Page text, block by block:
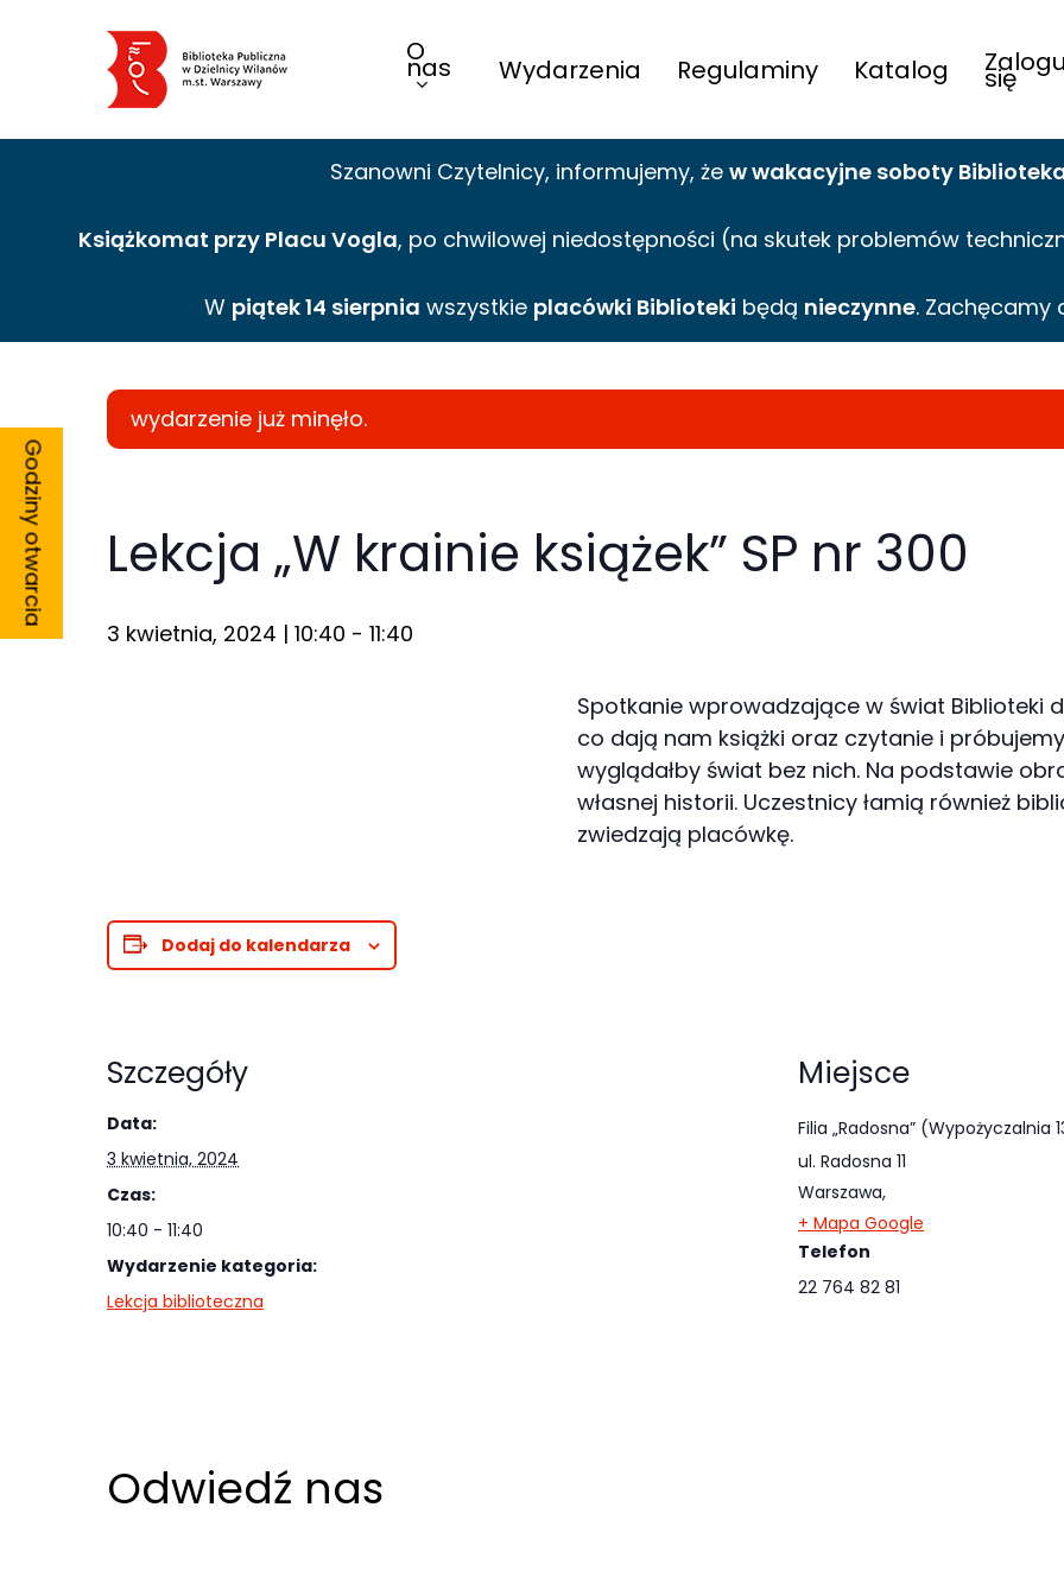
O
nas Wydarzenia Regulaminy Katalog się
Szanowni Czytelnicy, informujemy, że w wakacyjne soboty
Książkomat przy Placu Vogla, po chwilowej niedostępności (na skutek problemów
W piątek 14 sierpnia wszystkie placówki Biblioteki będą nieczynne. Zachęcamy
wydarzenie już minęło.
Lekcja „W krainie książek” SP nr 300
3 kwietnia, 2024 | 10:40 - 11:40
Spotkanie wprowadzające w świat Biblioteki
co dają nam książki oraz czytanie i
wyglądałby świat bez nich. Na podstawie
własnej historii. Uczestnicy łamią również
zwiedzają placówkę.
Dodaj do kalendarza
Szczegóły
Data:
3 kwietnia, 2024
Czas:
10:40 - 11:40
Wydarzenie kategoria:
Lekcja biblioteczna
Miejsce
Filia „Radosna” (Wypożyczalnia
ul. Radosna 11
Warszawa,
+ Mapa Google
Telefon
22 764 82 81
Odwiedź nas
Godziny otwarcia
internetowej.
Abyśmy mogli
funkcjonalność
i strukturę
internetowej,
na podstawie
tego, jak
Aby nasza